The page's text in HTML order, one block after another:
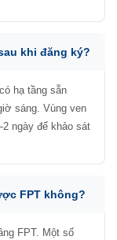
khi đăng ký?
hạ tầng sẵn
sáng. Vùng ven
ngày để khảo sát
FPT không?
FPT. Một số